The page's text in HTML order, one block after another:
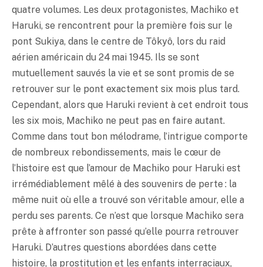
quatre volumes. Les deux protagonistes, Machiko et
Haruki, se rencontrent pour la première fois sur le
pont Sukiya, dans le centre de Tôkyô, lors du raid
aérien américain du 24 mai 1945. Ils se sont
mutuellement sauvés la vie et se sont promis de se
retrouver sur le pont exactement six mois plus tard.
Cependant, alors que Haruki revient à cet endroit tous
les six mois, Machiko ne peut pas en faire autant.
Comme dans tout bon mélodrame, l’intrigue comporte
de nombreux rebondissements, mais le cœur de
l’histoire est que l’amour de Machiko pour Haruki est
irrémédiablement mêlé à des souvenirs de perte : la
même nuit où elle a trouvé son véritable amour, elle a
perdu ses parents. Ce n’est que lorsque Machiko sera
prête à affronter son passé qu’elle pourra retrouver
Haruki. D’autres questions abordées dans cette
histoire, la prostitution et les enfants interraciaux,